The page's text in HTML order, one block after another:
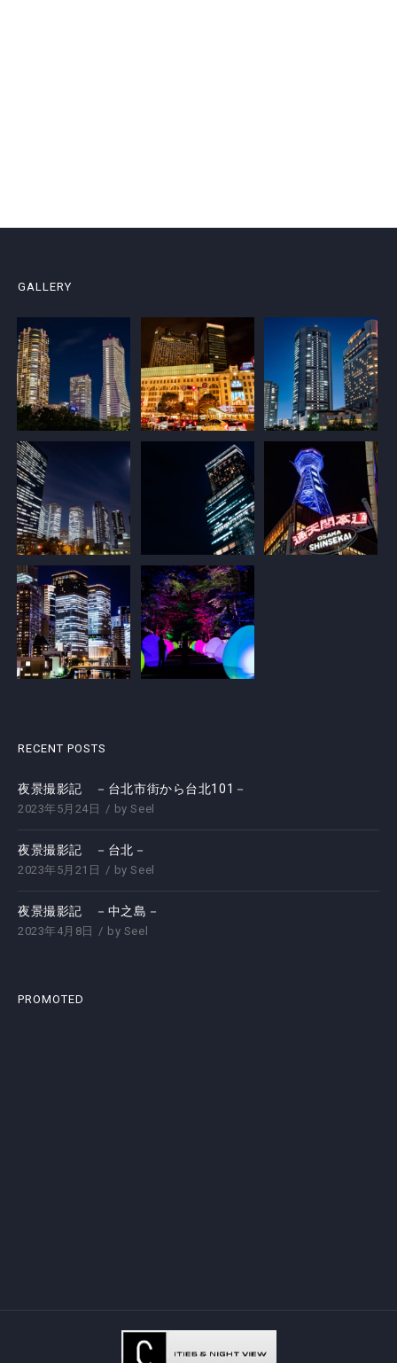
GALLERY
RECENT POSTS
夜景撮影記 －台北市街から台北101－
2023年5月24日 bySeel
夜景撮影記 －台北－
2023年5月21日 bySeel
夜景撮影記 －中之島－
2023年4月8日 by Seel
PROMOTED